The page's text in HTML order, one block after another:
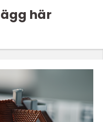
här